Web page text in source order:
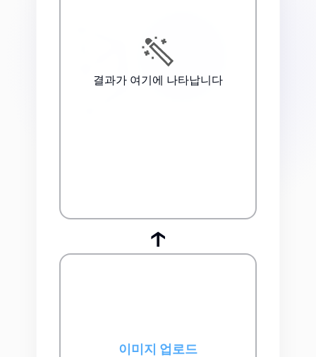
이미지 업로드
↑
결과가 여기에 나타납니다